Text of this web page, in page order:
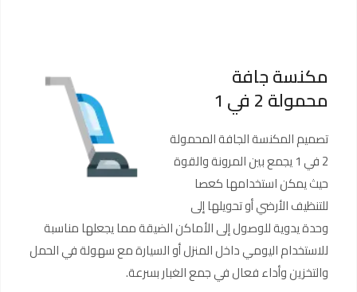
مكنسة جافة
محمولة 2 في 1
تصميم المكنسة الجافة المحمولة
2 في 1 يجمع بين المرونة والقوة
حيث يمكن استخدامها كعصا
للتنظيف الأرضي أو تحويلها إلى
وحدة يدوية للوصول إلى الأماكن الضيقة مما يجعلها مناسبة
للاستخدام اليومي داخل المنزل أو السيارة مع سهولة في الحمل
والتخزين وأداء فعال في جمع الغبار بسرعة.